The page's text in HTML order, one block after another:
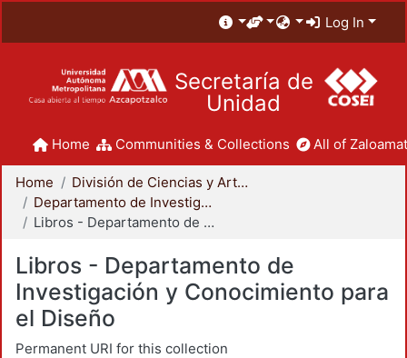
Log In
Secretaría de
Unidad
Home Communities & Collections All of
Home
División de Ciencias y Artes para el Diseño
Departamento de Investigación y Conocimiento para el Diseño
Libros - Departamento de Investigación y Conocimiento para el Diseño
Libros - Departamento de
Investigación y Conocimiento para
el Diseño
Permanent URI for this collection